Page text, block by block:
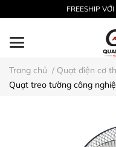
FREESHIP
Trang chủ / Quạt điện cơ
Quạt treo tường công